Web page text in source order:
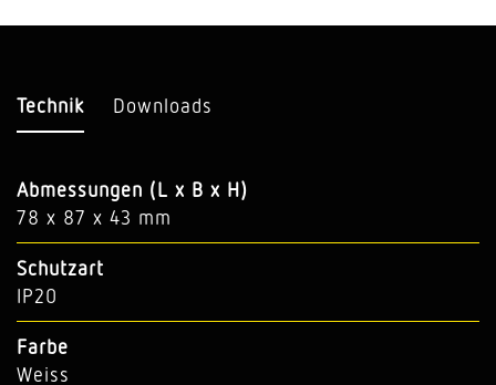
Technik Downloads
Abmessungen (L x B x H)
78 x 87 x 43 mm
Schutzart
IP20
Farbe
Weiss